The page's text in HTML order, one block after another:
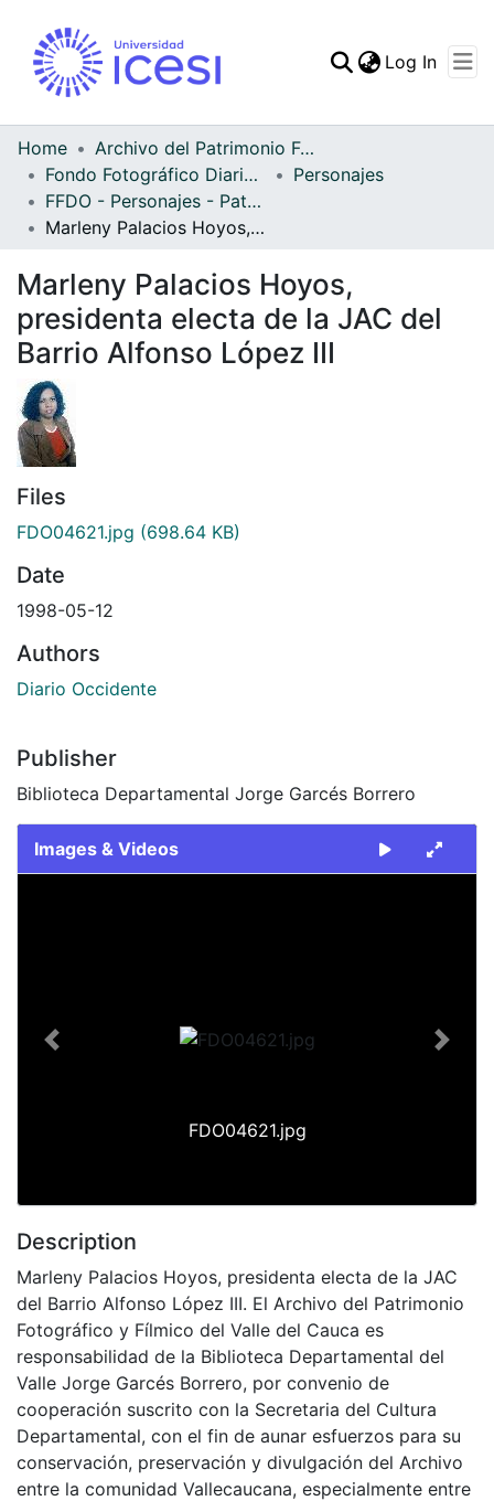
Statistics
Log In
Home
Archivo del Patrimonio Fotográfico y Fílmico del Valle del Cauca
Fondo Fotográfico Diario Occidente
Personajes
FFDO - Personajes - Patrimonial
Marleny Palacios Hoyos, presidenta electa de la JAC del Barrio Alfonso López III
Marleny Palacios Hoyos,
presidenta electa de la JAC del
Barrio Alfonso López III
Files
FDO04621.jpg (698.64 KB)
Date
1998-05-12
Authors
Diario Occidente
Publisher
Biblioteca Departamental Jorge Garcés Borrero
Images & Videos
FDO04621.jpg
Previous Next
Description
Marleny Palacios Hoyos, presidenta electa de la JAC
del Barrio Alfonso López III. El Archivo del Patrimonio
Fotográfico y Fílmico del Valle del Cauca es
responsabilidad de la Biblioteca Departamental del
Valle Jorge Garcés Borrero, por convenio de
cooperación suscrito con la Secretaria del Cultura
Departamental, con el fin de aunar esfuerzos para su
conservación, preservación y divulgación del Archivo
entre la comunidad Vallecaucana, especialmente entre